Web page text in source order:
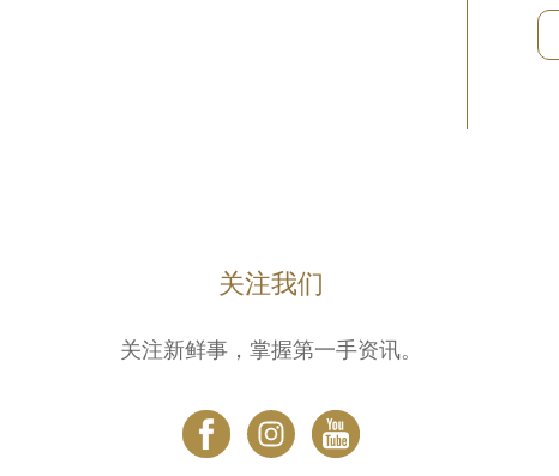
关注我们
关注新鲜事，掌握第一手资讯。